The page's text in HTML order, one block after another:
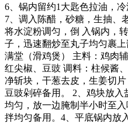
6、锅内留约1大匙色拉油，
7、调入陈醋，砂糖，生抽、
将水淀粉调匀，倒 入锅内，
子，迅速翻炒至丸子均匀裹
满堂（滑鸡煲） 主料：鸡肉
红尖椒、豆豉 调料：柱候酱
净斩块，干葱去皮，生姜切
豆豉剁碎备用。 2、鸡块放
均匀，放一边腌制半小时至
拌均匀备用。4、平底锅内放